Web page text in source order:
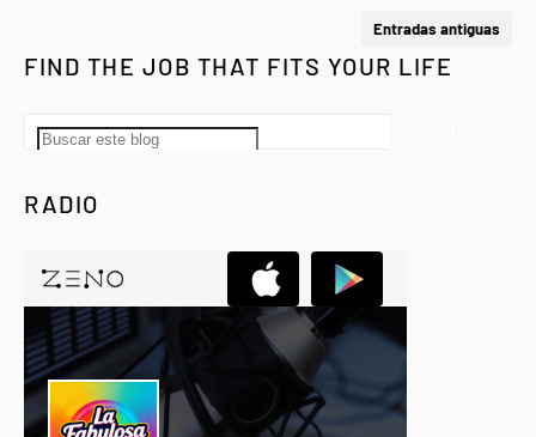
Entradas antiguas
FIND THE JOB THAT FITS YOUR LIFE
RADIO